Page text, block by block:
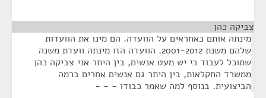
צביקה כהן
מינתה אותם כאחראים על הוועדה. הם מינו את הוועדות
שלהם משנת 2001-2012. הוועדה הזו מינתה וועדת משנה
שתוכל לעבוד כי יש מעט אנשים, בין היתר אני צביקה כהן
ממשרד החקלאות, בין היתר גם אנשים אחרים ברמה
הביצועית. בנוסף למה שאמר כבודו - - -